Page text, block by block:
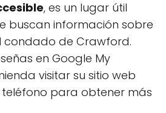
, es un lugar útil
buscan información sobre
condado de Crawford.
en Google My
visitar su sitio web
para obtener más